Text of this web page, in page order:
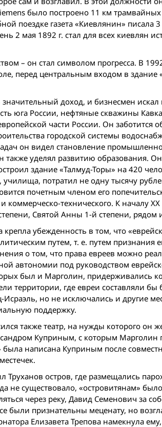
было построено 11 км
поездке газета «Киевлянин» писала
2 мая 1892 г. стал для всех киевлян
– он стал символом прогресса. В
перед центральным входом в здание
доход, и бизнесмен
юга России, нефтяные скважины
части России. Он заботится
городской системы
он видел становление
уделял развитию образования.
здание «Талмуд-Торы» на 420
потратил не одну тысячу
почетным членом его
технического. К началу ХХ
Святой Анны 1-й степени, рядом
крепла убежденность в том, что
путем, т. е. путем признания
о том, что права евреев можно
автономии под руководством
был и Марголин, придерживались
территории, где евреи составляли
Исраэль, но не исключались и другие
поддержку.
также театр, на нужды которого он
Куприным, с которым Марголин
написана Куприным после
остров, где размещались
не существовало, «островитянам»
через реку, Давид Семенович за
были признательны меценату, но
Елизавета Трепова намекнула